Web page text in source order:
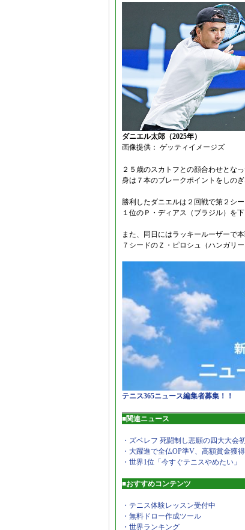
ダニエル太郎（2025年）
画像提供： ゲッティイメージズ
２５歳のスカトフとの顔合わせとな
身は７本のブレークポイントをしの
勝利したダニエルは２回戦で第２シ
１位のＰ・ディアス（ブラジル）を下
また、同日にはラッキールーザーで
７シードのＺ・ピロシュ（ハンガリ
テニス365ニュース編集者募集！！
■関連ニュース
・ズベレフ 死闘制し悲願の四大大会
・大躍進で全仏OP準V、高額賞金獲得
・世界1位「今すぐテニスやめたい」
■おすすめコンテンツ
・テニス体験レッスン受付中
・無料ドロー作成ツール
・世界ランキング